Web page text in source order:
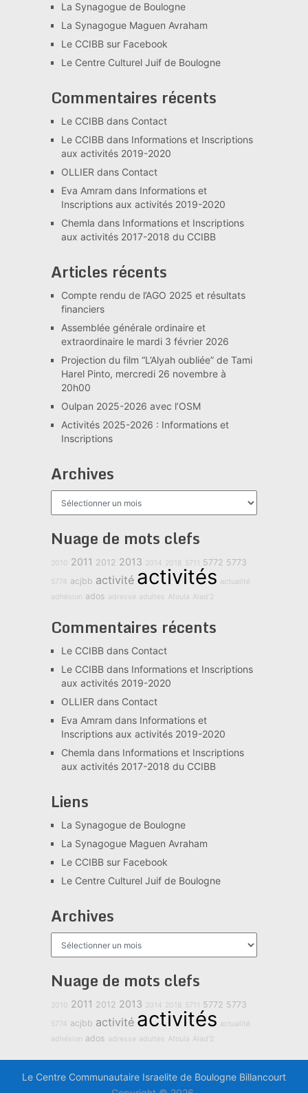
La Synagogue de Boulogne
La Synagogue Maguen Avraham
Le CCIBB sur Facebook
Le Centre Culturel Juif de Boulogne
Commentaires récents
Le CCIBBdans Contact
Le CCIBBdans Informations et Inscriptions
aux activités 2019-2020
OLLIER dans Contact
Eva Amram dans Informations et
Inscriptions aux activités 2019-2020
Chemla dans Informations et Inscriptions
aux activités 2017-2018 du CCIBB
Articles récents
Compte rendu de l’AGO 2025 et résultats
financiers
Assemblée générale ordinaire et
extraordinaire le mardi 3 février 2026
Projection du film “L’Alyah oubliée” de Tami
Harel Pinto, mercredi 26 novembre à
20h00
Oulpan 2025-2026 avec l’OSM
Activités 2025-2026 : Informations et
Inscriptions
Archives
Nuage de mots clefs
2010 2011 2012 2013 2014 2018 5711 5772 5773
5774 acjbb activité activités actualité
adhésion ados adresse adultes Afoula Alad'2
Commentaires récents
Le CCIBBdans Contact
Le CCIBBdans Informations et Inscriptions
aux activités 2019-2020
OLLIER dans Contact
Eva Amram dans Informations et
Inscriptions aux activités 2019-2020
Chemla dans Informations et Inscriptions
aux activités 2017-2018 du CCIBB
Liens
La Synagogue de Boulogne
La Synagogue Maguen Avraham
Le CCIBB sur Facebook
Le Centre Culturel Juif de Boulogne
Archives
Nuage de mots clefs
2010 2011 2012 2013 2014 2018 5711 5772 5773
5774 acjbb activité activités actualité
adhésion ados adresse adultes Afoula Alad'2
Le Centre Communautaire Israelite de Boulogne Billancourt